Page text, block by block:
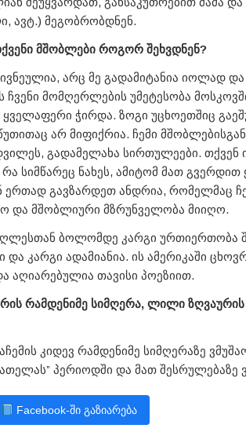
ავტ.) მეგობრობდნენ.
მშობლები როგორ შეხვდნენ?
არც მე გადამიტანია იოლად და
ჩვენი მომღერლების უმეტესობა
ჭირდა. ზოგი უცხოეთშიც
არ მიფიქრია. ჩემი
გადამელახა სირთულეები. თქვენ
სიმწარეც ნახეს, ამიტომ მათ გვერდით
ერთად გავზარდეთ ანდრია, რომელმაც
და მშობლიური მზრუნველობა მიიღო.
ბოლომდე კარგი ურთიერთობა
კარგი ადამიანია. ის ამერიკაში
აღიარებულია თავისი პოეზიით.
რამდენიმე სიმღერა, ლილი ზღვაურის
კიდევ რამდენიმე სიმღერაზე
პერიოდში და მათ შესრულებაზე
Facebook-ში გაზიარება